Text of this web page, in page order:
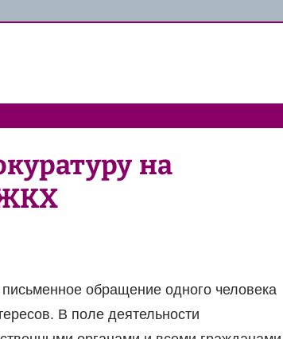
на
обращение одного человека
В поле деятельности